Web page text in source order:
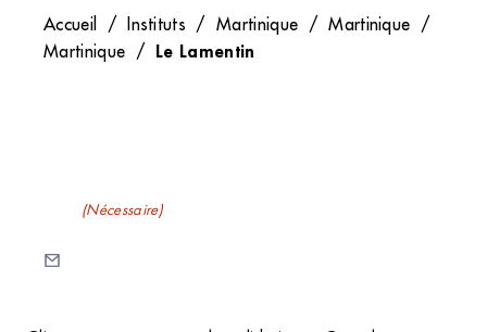
Accueil / Instituts / Martinique / Martinique /
Martinique / Le Lamentin
(Nécessaire)